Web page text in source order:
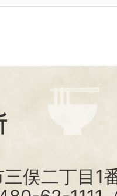
俣二丁目1